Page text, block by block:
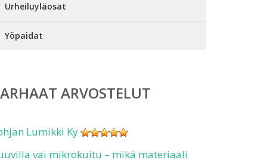
Urheiluyläosat
Yöpaidat
ARVOSTELUT
Lumikki Ky
vai mikrokuitu – mikä materiaali